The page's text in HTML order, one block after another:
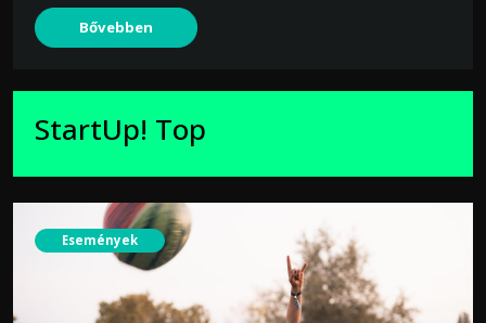
Bővebben
StartUp! Top
Események